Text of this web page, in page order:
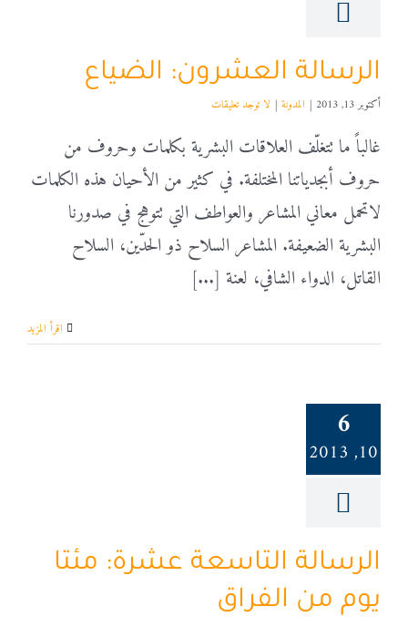
الرسالة العشرون: الضياع
أكتوبر 13, 2013 | المدونة | لا توجد تعليقات
غالباً ما تتغلّف العلاقات البشرية بكلمات وحروف من
حروف أبجدياتنا المختلفة. في كثير من الأحيان هذه الكلمات
لاتحمل معاني المشاعر والعواطف التي تتوهج في صدورنا
البشرية الضعيفة. المشاعر السلاح ذو الحدّين، السلاح
القاتل، الدواء الشافي، لعنة [...]
6
10, 2013
الرسالة التاسعة عشرة: مئتا
يوم من الفراق